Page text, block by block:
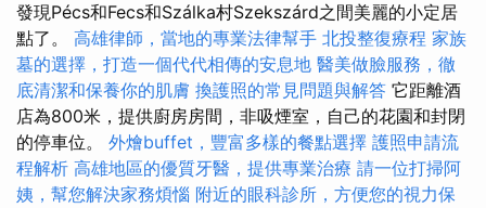
發現Pécs和Fecs和Szálka村Szekszárd之間美麗的小定居
點了。 高雄律師，當地的專業法律幫手 北投整復療程 家族
墓的選擇，打造一個代代相傳的安息地 醫美做臉服務，徹
底清潔和保養你的肌膚 換護照的常見問題與解答 它距離酒
店為800米，提供廚房房間，非吸煙室，自己的花園和封閉
的停車位。 外燴buffet，豐富多樣的餐點選擇 護照申請流
程解析 高雄地區的優質牙醫，提供專業治療 請一位打掃阿
姨，幫您解決家務煩惱 附近的眼科診所，方便您的視力保